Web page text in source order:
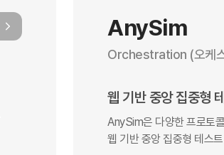
AnySim
Orchestration (오케
웹 기반 중앙 집중형
AnySim은 다양한 프로토
웹 기반 중앙 집중형 테스